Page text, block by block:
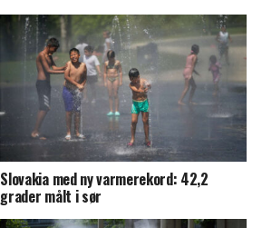
Slovakia med ny varmerekord: 42,2
grader målt i sør